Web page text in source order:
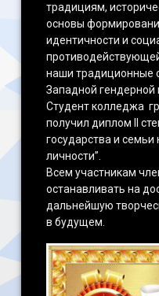
традициям,
основы
идентичности и
наши традиционные
Западной гендерной
Студент колледжа
получил диплом II
государства и семьи
личности”.
Всем участникам
останавливать на
дальнейшую
в будущем.